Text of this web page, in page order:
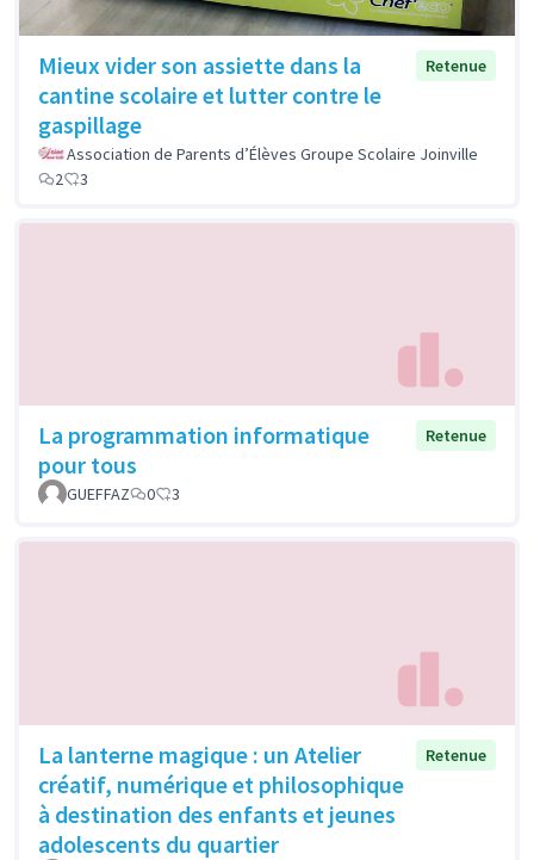
Mieux vider son assiette dans la
cantine scolaire et lutter contre le
gaspillage
Retenue
Association de Parents d’Élèves Groupe Scolaire Joinville
2
3
La programmation informatique
pour tous
Retenue
GUEFFAZ 0 3
La lanterne magique : un Atelier
créatif, numérique et philosophique
à destination des enfants et jeunes
adolescents du quartier
Retenue